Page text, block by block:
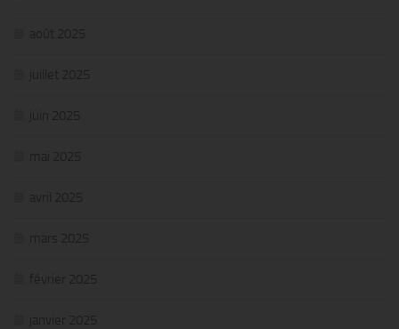
août 2025
juillet 2025
juin 2025
mai 2025
avril 2025
mars 2025
février 2025
janvier 2025